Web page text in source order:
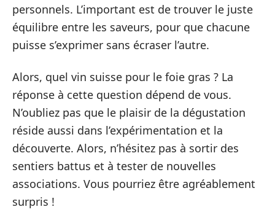
personnels. L’important est de trouver le juste
équilibre entre les saveurs, pour que chacune
puisse s’exprimer sans écraser l’autre.
Alors, quel vin suisse pour le foie gras ? La
réponse à cette question dépend de vous.
N’oubliez pas que le plaisir de la dégustation
réside aussi dans l’expérimentation et la
découverte. Alors, n’hésitez pas à sortir des
sentiers battus et à tester de nouvelles
associations. Vous pourriez être agréablement
surpris !